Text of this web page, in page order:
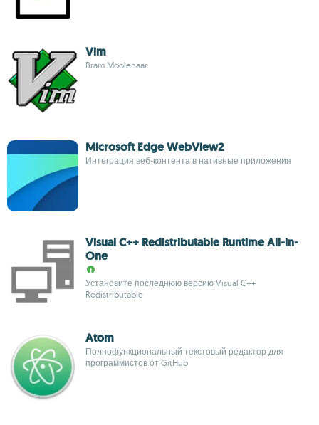
Vim
Bram Moolenaar
Microsoft Edge WebView2
Интеграция веб-контента в нативные приложения
Visual C++ Redistributable Runtime All-in-
One
Установите последнюю версию Visual C++
Redistributable
Atom
Полнофункциональный текстовый редактор для
программистов от GitHub